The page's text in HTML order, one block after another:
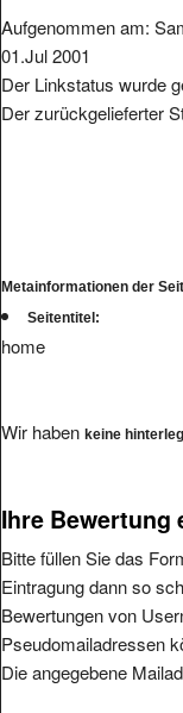
Aufgenommen am:
01.Jul 2001
Der Linkstatus wurde
Der zurückgelieferter
Metainformationen der
Seitentitel:
home
Wir haben keine
Ihre Bewertung
Bitte füllen Sie das
Eintragung dann so
Bewertungen von
Pseudomailadressen
Die angegebene